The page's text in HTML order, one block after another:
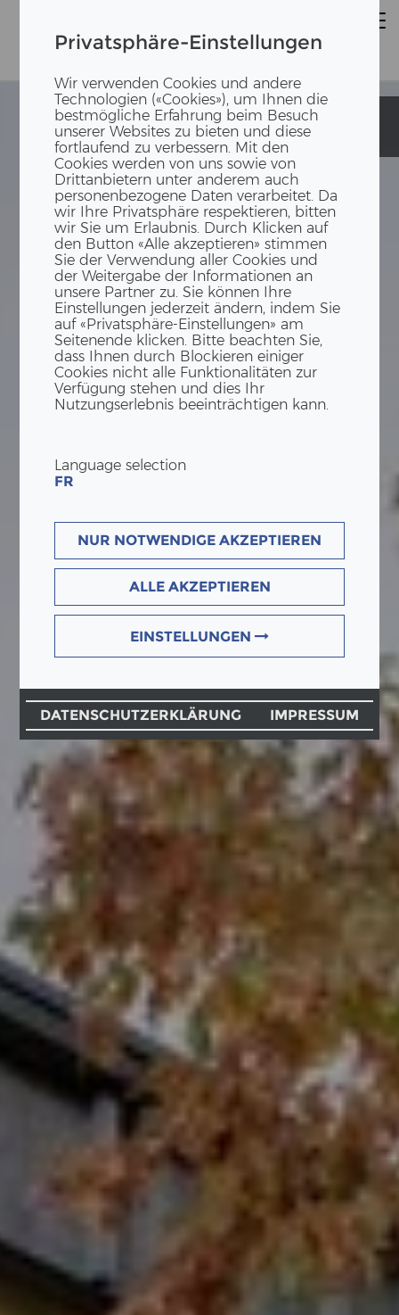
Privatsphäre-Einstellungen
Wir verwenden Cookies und andere
Technologien («Cookies»), um Ihnen die
bestmögliche Erfahrung beim Besuch
unserer Websites zu bieten und diese
fortlaufend zu verbessern. Mit den
Cookies werden von uns sowie von
Drittanbietern unter anderem auch
personenbezogene Daten verarbeitet. Da
wir Ihre Privatsphäre respektieren, bitten
wir Sie um Erlaubnis. Durch Klicken auf
den Button «Alle akzeptieren» stimmen
Sie der Verwendung aller Cookies und
der Weitergabe der Informationen an
unsere Partner zu. Sie können Ihre
Einstellungen jederzeit ändern, indem Sie
auf «Privatsphäre-Einstellungen» am
Seitenende klicken. Bitte beachten Sie,
dass Ihnen durch Blockieren einiger
Cookies nicht alle Funktionalitäten zur
Verfügung stehen und dies Ihr
Nutzungserlebnis beeinträchtigen kann.
Language selection
FR
NUR NOTWENDIGE AKZEPTIEREN
ALLE AKZEPTIEREN
EINSTELLUNGEN
DATENSCHUTZERKLÄRUNG IMPRESSUM
Schulgebäude
Trembley
Schulgebäude
Trembley